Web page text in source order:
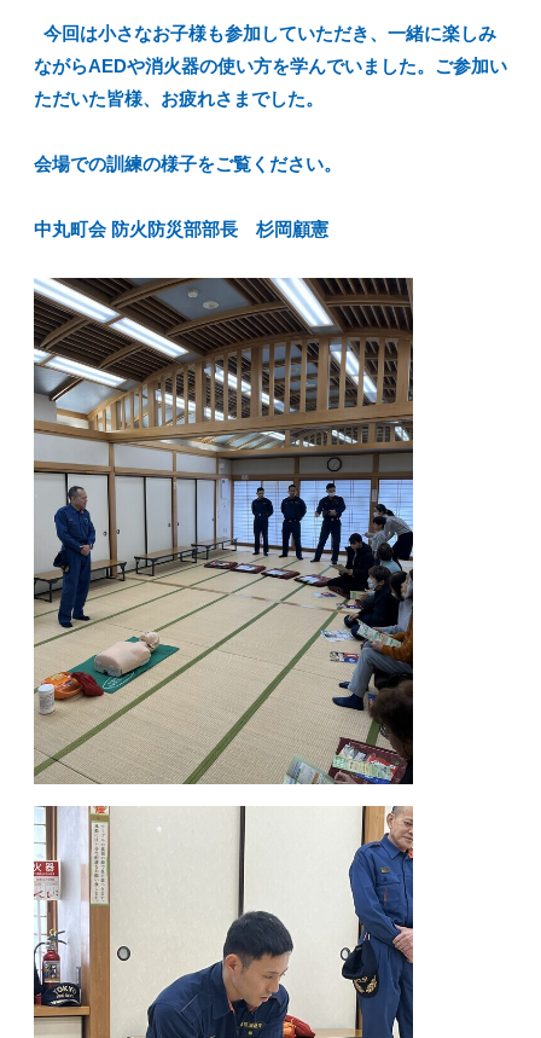
今回は小さなお子様も参加していただき、一緒に楽しみ
ながらAEDや消火器の使い方を学んでいました。ご参加い
ただいた皆様、お疲れさまでした。
会場での訓練の様子をご覧ください。
中丸町会 防火防災部部長 杉岡顧憲